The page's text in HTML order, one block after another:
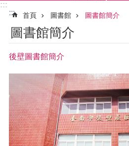
:::
:::
首頁 圖書館 圖書館簡介
圖書館簡介
後壁圖書館簡介